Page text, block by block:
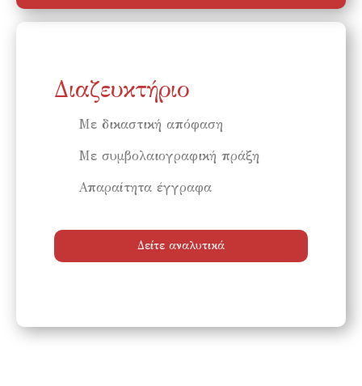
Διαζευκτήριο
Με δικαστική απόφαση
Με συμβολαιογραφική πράξη
Απαραίτητα έγγραφα
Δείτε αναλυτικά